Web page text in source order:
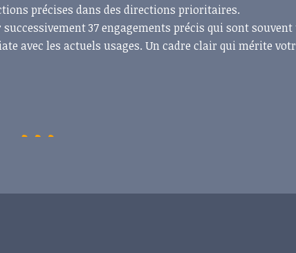
précises dans des directions prioritaires.
37 engagements précis qui sont souvent
avec les actuels usages. Un cadre clair qui mérite